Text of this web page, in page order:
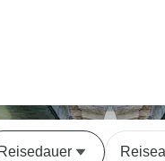
Reisedauer